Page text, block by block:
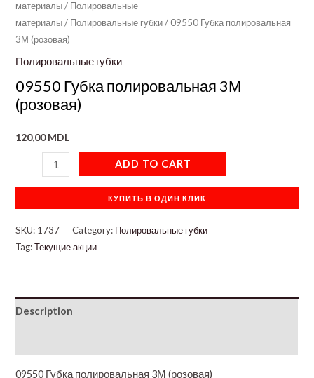
материалы/ Полировальные
материалы/ Полировальные губки/ 09550 Губка полировальная
3М (розовая)
Полировальные губки
09550 Губка полировальная 3М
(розовая)
120,00MDL
ADD TO CART
КУПИТЬ В ОДИН КЛИК
SKU: 1737 Category: Полировальные губки
Tag:Текущие акции
Description
09550 Губка полировальная 3М (розовая)